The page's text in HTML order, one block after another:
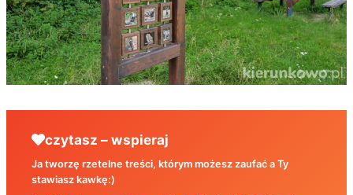
czytasz – wspieraj
Ja tworzę rzetelne treści, którym możesz zaufać a Ty
stawiasz kawkę:)